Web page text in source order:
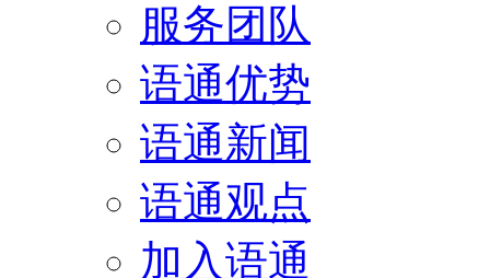
服务团队
语通优势
语通新闻
语通观点
加入语通